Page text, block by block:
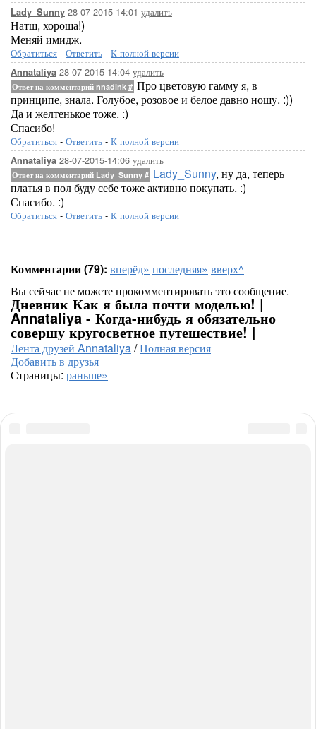
Lady_Sunny 28-07-2015-14:01 удалить
Натш, хороша!)
Меняй имидж.
Обратиться - Ответить - К полной версии
Annataliya 28-07-2015-14:04 удалить
Ответ на комментарий nnadink # Про цветовую гамму я, в
принципе, знала. Голубое, розовое и белое давно ношу. :))
Да и желтенькое тоже. :)
Спасибо!
Обратиться - Ответить - К полной версии
Annataliya 28-07-2015-14:06 удалить
Ответ на комментарий Lady_Sunny # Lady_Sunny, ну да, теперь
платья в пол буду себе тоже активно покупать. :)
Спасибо. :)
Обратиться - Ответить - К полной версии
Комментарии (79): вперёд» последняя» вверх^
Вы сейчас не можете прокомментировать это сообщение.
Дневник Как я была почти моделью! |
Annataliya - Когда-нибудь я обязательно
совершу кругосветное путешествие! |
Лента друзей Annataliya/Полная версия
Добавить в друзья
Страницы: раньше»